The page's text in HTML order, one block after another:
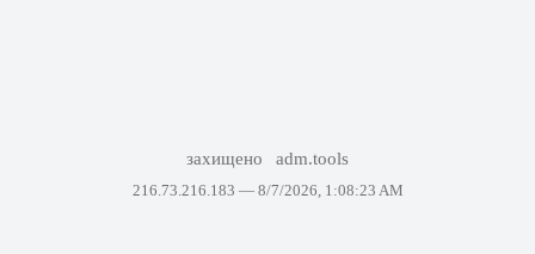
захищено adm.tools
216.73.216.183 — 8/7/2026, 1:08:23 AM